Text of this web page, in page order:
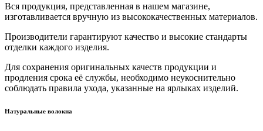
Вся продукция, представленная в нашем магазине,
изготавливается вручную из высококачественных материалов.
Производители гарантируют качество и высокие стандарты
отделки каждого изделия.
Для сохранения оригинальных качеств продукции и
продления срока её службы, необходимо неукоснительно
соблюдать правила ухода, указанные на ярлыках изделий.
Натуральные волокна